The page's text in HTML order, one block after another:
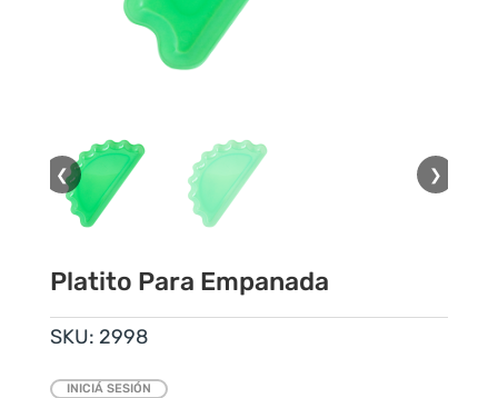
❮ ❯
Platito Para Empanada
SKU: 2998
INICIÁ SESIÓN